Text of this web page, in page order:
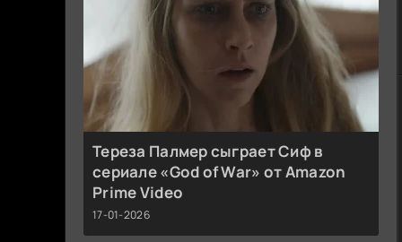
Тереза Палмер сыграет Сиф в
сериале «God of War» от Amazon
Prime Video
17-01-2026